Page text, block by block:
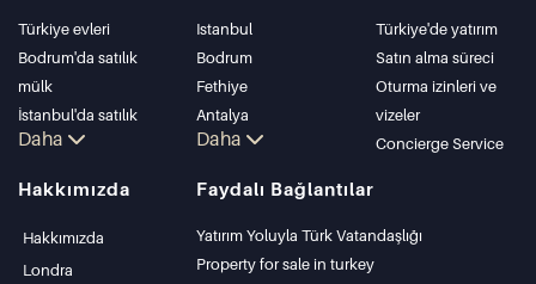
Türkiye evleri
Bodrum'da satılık
mülk
İstanbul'da satılık
daire
Bodrum Villası
Antalya'da satılık
Daha
Istanbul
Bodrum
Fethiye
Antalya
Kalkan
Kas
Bursa
Gocek
Daha
Türkiye'de yatırım
Satın alma süreci
Oturma izinleri ve
vizeler
Concierge Service
Hakkımızda
Hakkımızda
Londra
Faydalı Bağlantılar
Yatırım Yoluyla Türk Vatandaşlığı
Property for sale in turkey